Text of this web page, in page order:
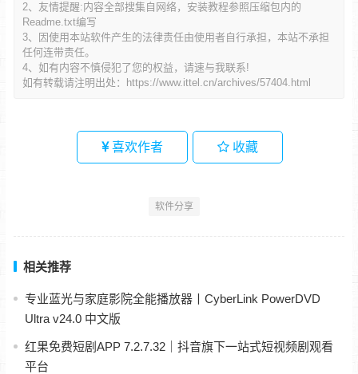
2、友情提醒:内容全部搜集自网络，安装教程参照压缩包内的
Readme.txt编写
3、因使用本站软件产生的法律责任由使用者自行承担，本站不承担
任何连带责任。
4、如有内容不慎侵犯了您的权益，请速与我联系!
如有转载请注明出处：
https://www.ittel.cn/archives/57404.html
喜欢作者 收藏
软件分享
相关推荐
专业蓝光与家庭影院全能播放器丨CyberLink PowerDVD
Ultra v24.0 中文版
红果免费短剧APP 7.2.7.32｜抖音旗下一站式短视频剧观看
平台